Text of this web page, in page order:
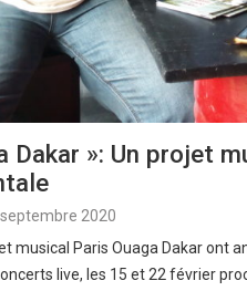
Dakar »: Un projet
2020
musical Paris Ouaga Dakar ont
live, les 15 et 22 février